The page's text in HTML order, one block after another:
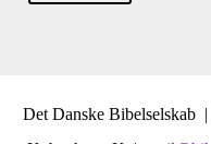
Det Danske Bibelselskab